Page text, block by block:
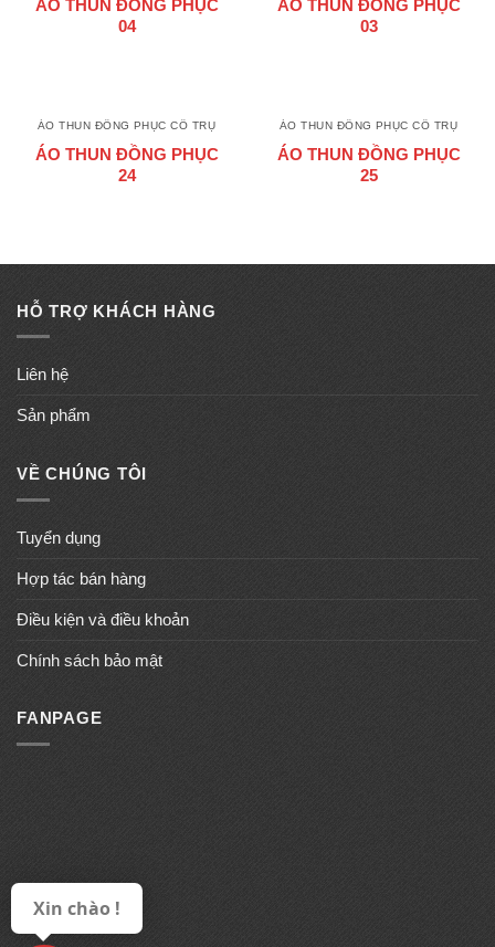
ÁO THUN ĐỒNG PHỤC
04
ÁO THUN ĐỒNG PHỤC
03
ÁO THUN ĐỒNG PHỤC CỔ TRỤ
ÁO THUN ĐỒNG PHỤC
24
ÁO THUN ĐỒNG PHỤC CỔ TRỤ
ÁO THUN ĐỒNG PHỤC
25
HỖ TRỢ KHÁCH HÀNG
Liên hệ
Sản phẩm
VỀ CHÚNG TÔI
Tuyển dụng
Hợp tác bán hàng
Điều kiện và điều khoản
Chính sách bảo mật
FANPAGE
Xin chào !